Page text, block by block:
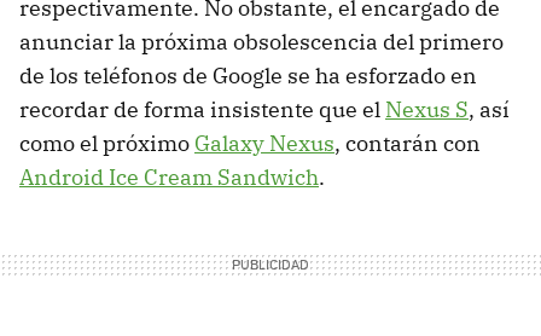
respectivamente. No obstante, el encargado de
anunciar la próxima obsolescencia del primero
de los teléfonos de Google se ha esforzado en
recordar de forma insistente que el Nexus S, así
como el próximo Galaxy Nexus, contarán con
Android Ice Cream Sandwich.